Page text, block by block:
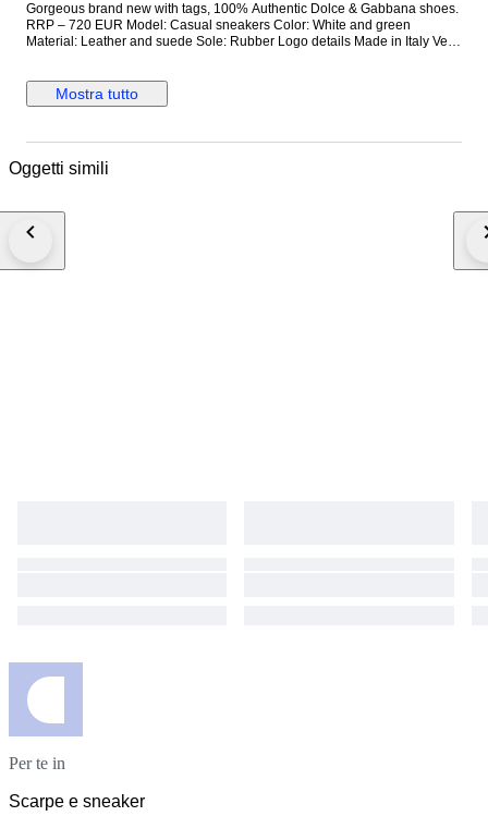
Gorgeous brand new with tags, 100% Authentic Dolce & Gabbana shoes.
RRP – 720 EUR Model: Casual sneakers Color: White and green
Material: Leather and suede Sole: Rubber Logo details Made in Italy Very
Mostra tutto
Oggetti simili
Per te in
Scarpe e sneaker